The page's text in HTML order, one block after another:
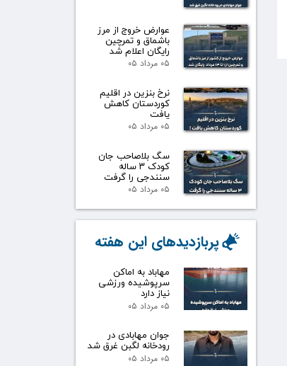
عوارض خروج از مرز
باشماق و تمرچین
رایگان اعلام شد
۰۵ مرداد ۰۵
نرخ بنزین در اقلیم
کوردستان کاهش
یافت
۰۵ مرداد ۰۵
سگ بلاصاحب جان
کودک ۳ ساله
سنندجی را گرفت
۰۵ مرداد ۰۵
مهاباد به اماکن
سرپوشیده ورزشی
نیاز دارد
۰۵ مرداد ۰۵
جوان مهابادی در
رودخانه لگبن غرق شد
۰۵ مرداد ۰۵
پربازدیدهای این هفته